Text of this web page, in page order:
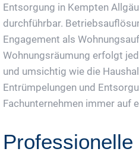
Entsorgung in Kempten
durchführbar.
Engagement als
Wohnungsräumung erfolgt
und umsichtig wie die
Entrümpelungen und
Fachunternehmen immer auf
Professionelle